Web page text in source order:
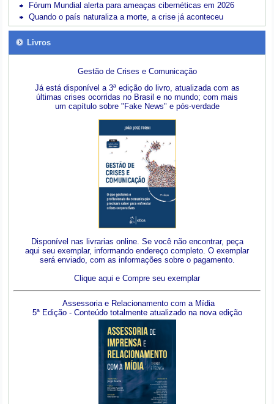
Fórum Mundial alerta para ameaças cibernéticas em 2026
Quando o país naturaliza a morte, a crise já aconteceu
Livros
Gestão de Crises e Comunicação
Já está disponível a 3ª edição do livro, atualizada com as
últimas crises ocorridas no Brasil e no mundo; com mais
um capítulo sobre "Fake News" e pós-verdade
Disponível nas livrarias online. Se você não encontrar, peça
aqui seu exemplar, informando endereço completo. O exemplar
será enviado, com as informações sobre o pagamento.
Clique aqui e Compre seu exemplar
Assessoria e Relacionamento com a Mídia
5ª Edição - Conteúdo totalmente atualizado na nova edição